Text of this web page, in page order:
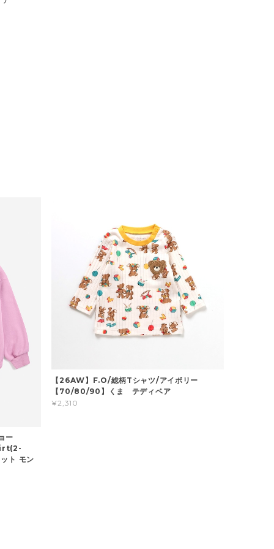
ー
ト モン
【26AW】F.O/総柄Tシャツ/アイボリー
【70/80/90】くま テディベア
¥2,310